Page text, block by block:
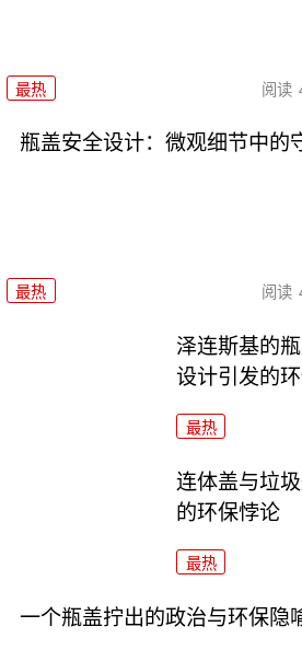
最热 阅读
瓶盖安全设计：微观细节中的
最热 阅读
泽连斯基的
设计引发的
最热
连体盖与垃
的环保悖论
最热
一个瓶盖拧出的政治与环保隐